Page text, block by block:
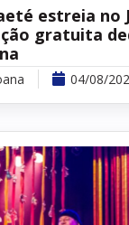
estreia no
gratuita
04/08/